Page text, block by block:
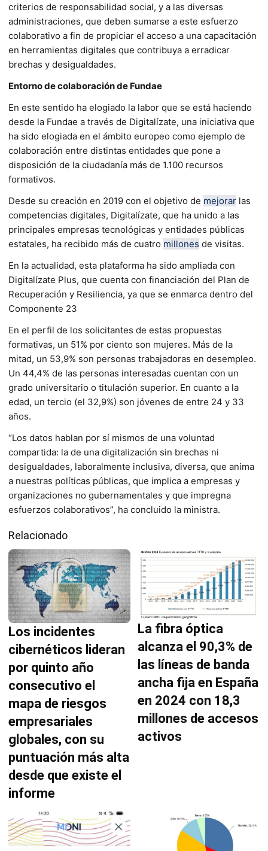
criterios de responsabilidad social, y a las diversas
administraciones, que deben sumarse a este esfuerzo
colaborativo a fin de propiciar el acceso a una capacitación
en herramientas digitales que contribuya a erradicar
brechas y desigualdades.
Entorno de colaboración de Fundae
En este sentido ha elogiado la labor que se está haciendo
desde la Fundae a través de Digitalízate, una iniciativa que
ha sido elogiada en el ámbito europeo como ejemplo de
colaboración entre distintas entidades que pone a
disposición de la ciudadanía más de 1.100 recursos
formativos.
Desde su creación en 2019 con el objetivo de mejorar las
competencias digitales, Digitalízate, que ha unido a las
principales empresas tecnológicas y entidades públicas
estatales, ha recibido más de cuatro millones de visitas.
En la actualidad, esta plataforma ha sido ampliada con
Digitalízate Plus, que cuenta con financiación del Plan de
Recuperación y Resiliencia, ya que se enmarca dentro del
Componente 23
En el perfil de los solicitantes de estas propuestas
formativas, un 51% por ciento son mujeres. Más de la
mitad, un 53,9% son personas trabajadoras en desempleo.
Un 44,4% de las personas interesadas cuentan con un
grado universitario o titulación superior. En cuanto a la
edad, un tercio (el 32,9%) son jóvenes de entre 24 y 33
años.
“Los datos hablan por sí mismos de una voluntad
compartida: la de una digitalización sin brechas ni
desigualdades, laboralmente inclusiva, diversa, que anima
a nuestras políticas públicas, que implica a empresas y
organizaciones no gubernamentales y que impregna
esfuerzos colaborativos”, ha concluido la ministra.
Relacionado
Los incidentes
cibernéticos lideran
por quinto año
consecutivo el
mapa de riesgos
empresariales
globales, con su
puntuación más alta
desde que existe el
informe
La fibra óptica
alcanza el 90,3% de
las líneas de banda
ancha fija en España
en 2024 con 18,3
millones de accesos
activos